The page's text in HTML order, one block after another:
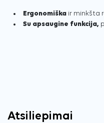
Ergonomiška ir minkšta
Su apsaugine funkcija,
Atsiliepimai